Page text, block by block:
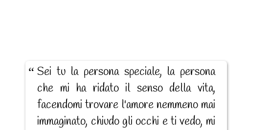
Sei tu la persona speciale, la persona
che mi ha ridato il senso della vita,
facendomi trovare l'amore nemmeno mai
immaginato, chiudo gli occhi e ti vedo, mi